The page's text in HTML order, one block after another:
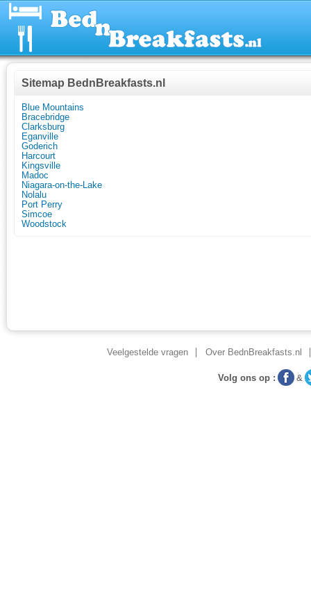
Sitemap BednBreakfasts.nl
Blue Mountains
Bracebridge
Clarksburg
Eganville
Goderich
Harcourt
Kingsville
Madoc
Niagara-on-the-Lake
Nolalu
Port Perry
Simcoe
Woodstock
Veelgestelde vragen Over BednBreakfasts.nl
Volg ons op : &